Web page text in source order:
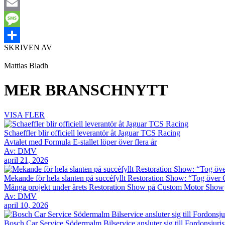
LinkedIn
Email
Message
Dela
SKRIVEN AV
Mattias Bladh
MER BRANSCHNYTT
VISA FLER
Schaeffler blir officiell leverantör åt Jaguar TCS Racing
Avtalet med Formula E-stallet löper över flera år
Av: DMV
april 21, 2026
Mekande för hela slanten på succéfyllt Restoration Show: “Tog över
Många projekt under årets Restoration Show på Custom Motor Show
Av: DMV
april 10, 2026
Bosch Car Service Södermalm Bilservice ansluter sig till